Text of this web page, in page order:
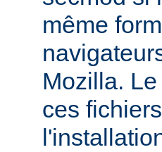
même
Mozilla.
ces